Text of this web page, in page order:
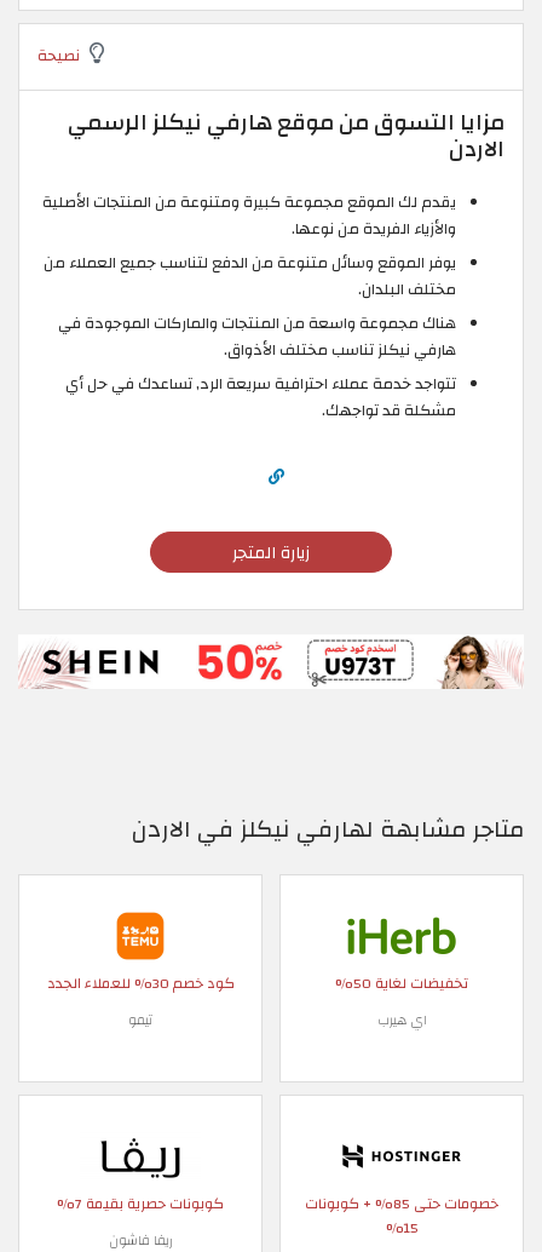
نصيحة
مزايا التسوق من موقع هارفي نيكلز الرسمي
الاردن
يقدم لك الموقع مجموعة كبيرة ومتنوعة من المنتجات الأصلية
والأزياء الفريدة من نوعها.
يوفر الموقع وسائل متنوعة من الدفع لتناسب جميع العملاء من
مختلف البلدان.
هناك مجموعة واسعة من المنتجات والماركات الموجودة في
هارفي نيكلز تناسب مختلف الأذواق.
تتواجد خدمة عملاء احترافية سريعة الرد, تساعدك في حل أي
مشكلة قد تواجهك.
زيارة المتجر
متاجر مشابهة لهارفي نيكلز في الاردن
تخفيضات لغاية 50%
اي هيرب
كود خصم 30% للعملاء الجدد
تيمو
خصومات حتى 85% + كوبونات
15%
كوبونات حصرية بقيمة 7%
ريفا فاشون